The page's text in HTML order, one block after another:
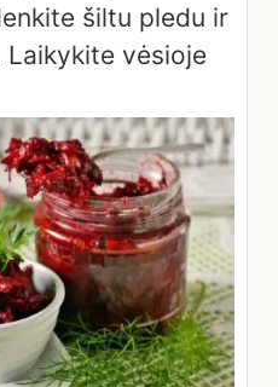
šiltu pledu ir
vėsioje